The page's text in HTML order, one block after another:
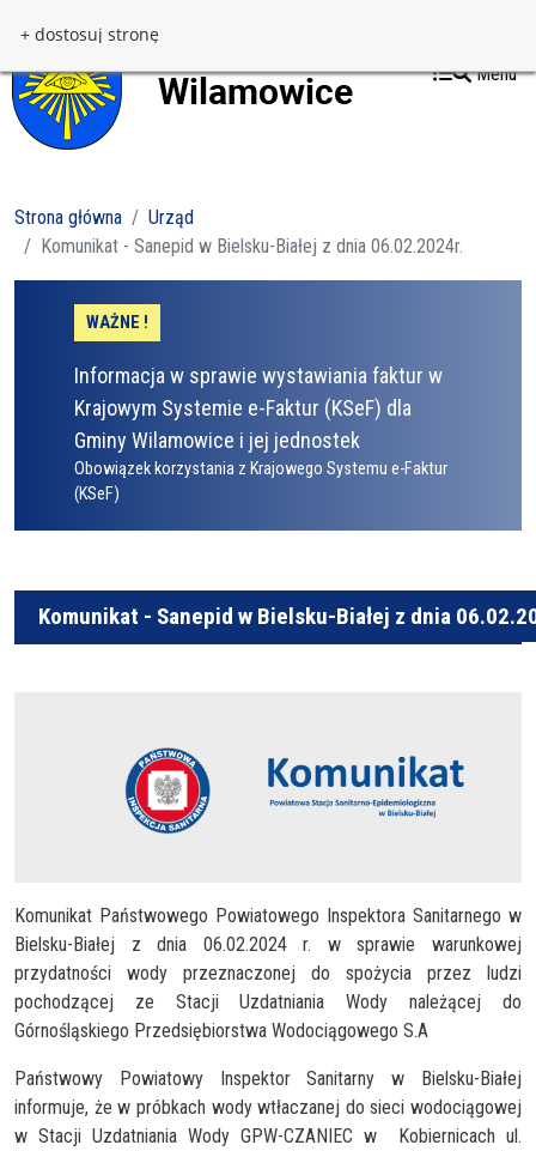
+ dostosuj stronę
Menu
Strona główna
Urząd
Komunikat - Sanepid w Bielsku-Białej z dnia 06.02.2024r.
WAŻNE !
Informacja w sprawie wystawiania faktur w
Krajowym Systemie e-Faktur (KSeF) dla
Gminy Wilamowice i jej jednostek
Obowiązek korzystania z Krajowego Systemu e-Faktur
(KSeF)
Komunikat - Sanepid w Bielsku-Białej z dnia
Komunikat Państwowego Powiatowego Inspektora Sanitarnego w
Bielsku-Białej z dnia 06.02.2024 r. w sprawie warunkowej
przydatności wody przeznaczonej do spożycia przez ludzi
pochodzącej ze Stacji Uzdatniania Wody należącej do
Górnośląskiego Przedsiębiorstwa Wodociągowego S.A
Państwowy Powiatowy Inspektor Sanitarny w Bielsku-Białej
informuje, że w próbkach wody wtłaczanej do sieci wodociągowej
w Stacji Uzdatniania Wody GPW-CZANIEC w Kobiernicach ul.